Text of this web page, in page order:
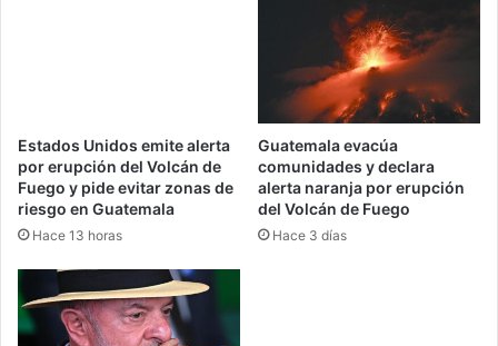
Estados Unidos emite alerta
por erupción del Volcán de
Fuego y pide evitar zonas de
riesgo en Guatemala
Hace 13 horas
Guatemala evacúa
comunidades y declara
alerta naranja por erupción
del Volcán de Fuego
Hace 3 días